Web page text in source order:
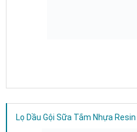
Lọ Dầu Gội Sữa Tắm Nhựa Resin